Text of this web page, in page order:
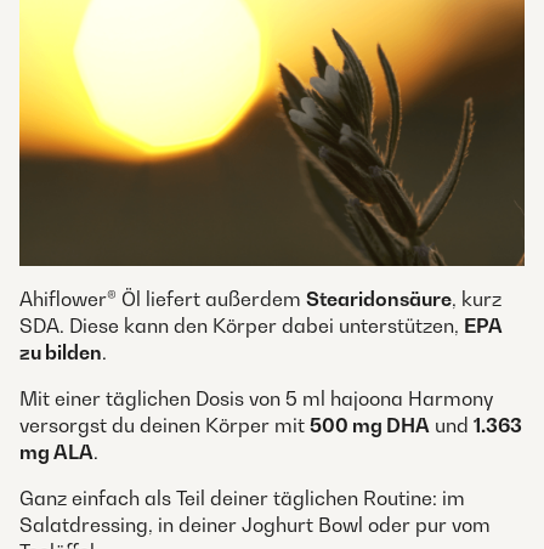
Ahiflower® Öl liefert außerdem Stearidonsäure, kurz
SDA. Diese kann den Körper dabei unterstützen, EPA
zu bilden.
Mit einer täglichen Dosis von 5 ml hajoona Harmony
versorgst du deinen Körper mit 500 mg DHA und 1.363
mg ALA.
Ganz einfach als Teil deiner täglichen Routine: im
Salatdressing, in deiner Joghurt Bowl oder pur vom